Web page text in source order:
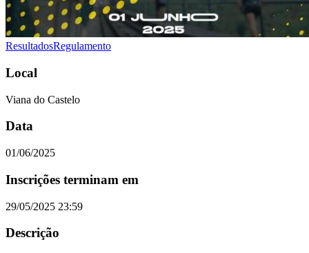
ResultadosRegulamento
Local
Viana do Castelo
Data
01/06/2025
Inscrições terminam em
29/05/2025 23:59
Descrição